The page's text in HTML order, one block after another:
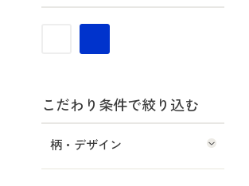
こだわり条件で絞り込む
柄・デザイン